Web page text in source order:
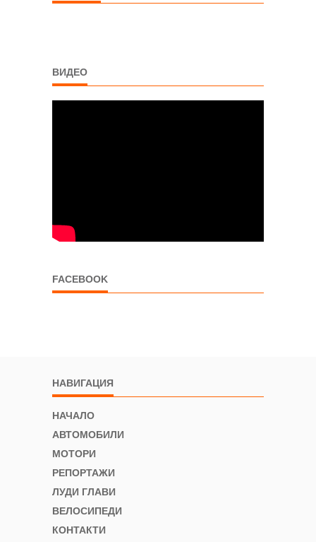
ВИДЕО
FACEBOOK
НАВИГАЦИЯ
НАЧАЛО
АВТОМОБИЛИ
МОТОРИ
РЕПОРТАЖИ
ЛУДИ ГЛАВИ
ВЕЛОСИПЕДИ
КОНТАКТИ